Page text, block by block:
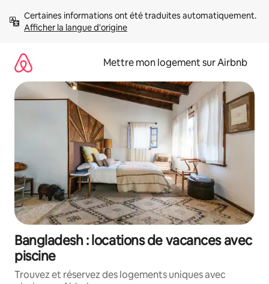
directement
Afficher la langue d'origine
Mettre mon logement sur Airbnb
Bangladesh : locations de vacances avec
piscine
Trouvez et réservez des logements uniques avec